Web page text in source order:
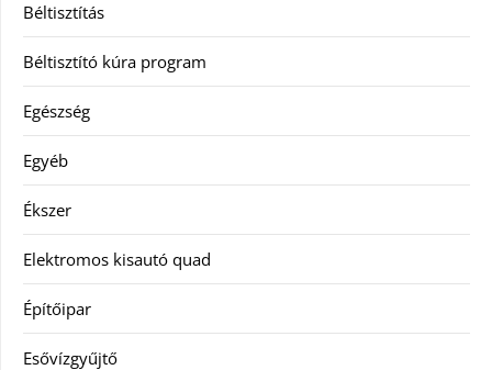
Béltisztítás
Béltisztító kúra program
Egészség
Egyéb
Ékszer
Elektromos kisautó quad
Építőipar
Esővízgyűjtő